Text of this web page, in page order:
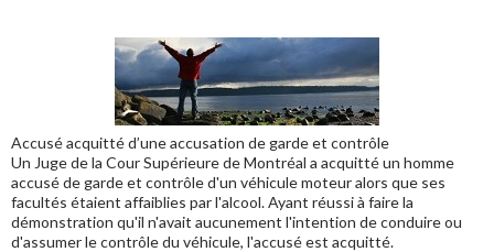
Accusé acquitté d’une accusation de garde et contrôle
Un Juge de la Cour Supérieure de Montréal a acquitté un homme
accusé de garde et contrôle d'un véhicule moteur alors que ses
facultés étaient affaiblies par l'alcool. Ayant réussi à faire la
démonstration qu'il n'avait aucunement l'intention de conduire ou
d'assumer le contrôle du véhicule, l'accusé est acquitté.